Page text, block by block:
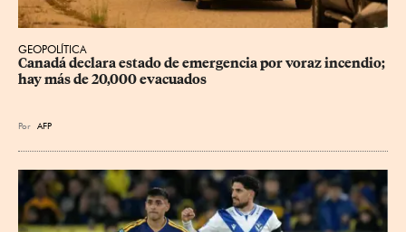
GEOPOLÍTICA
Canadá declara estado de emergencia por voraz incendio;
hay más de 20,000 evacuados
Por AFP